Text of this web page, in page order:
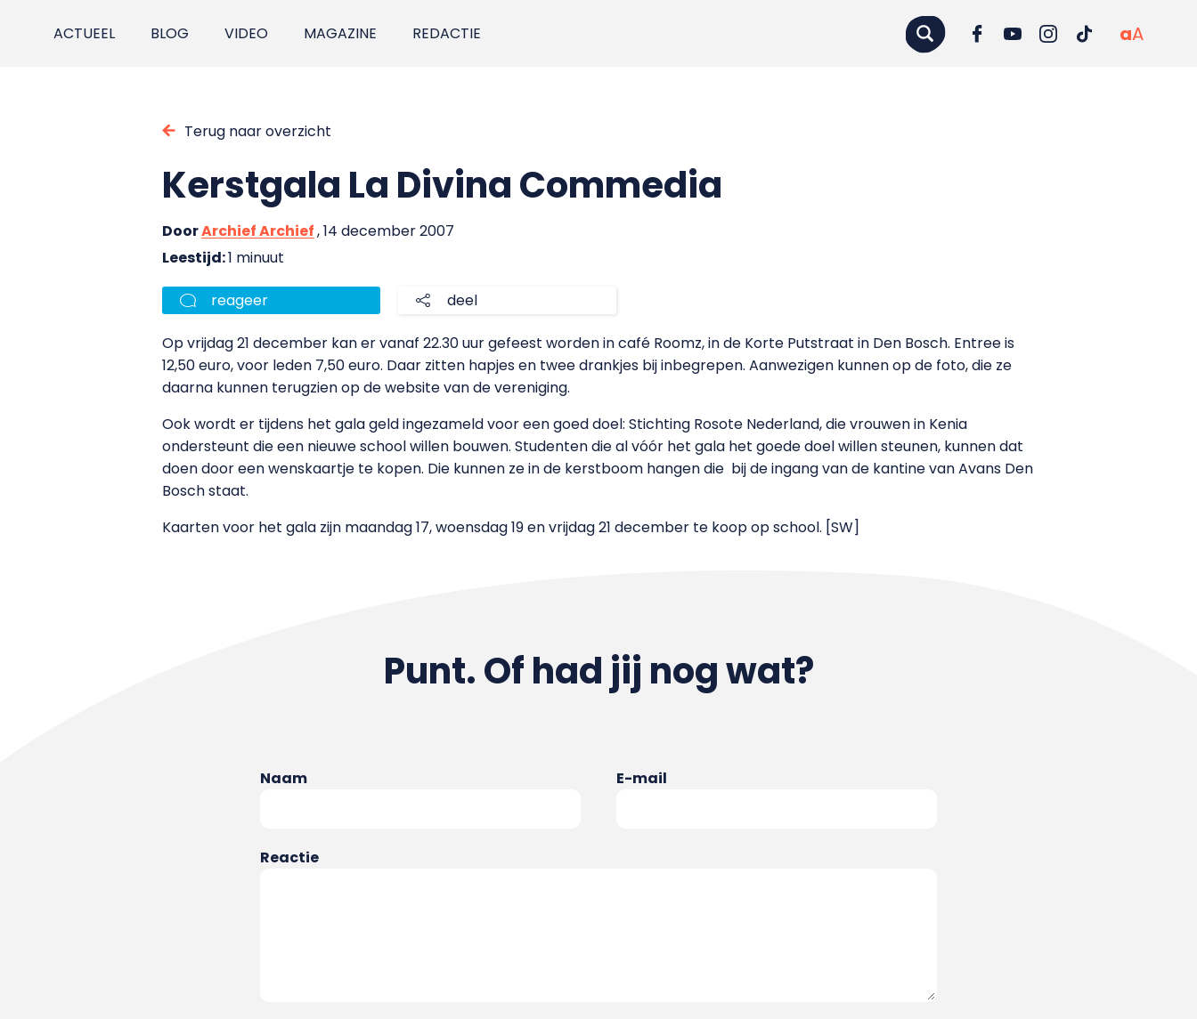
ACTUEEL BLOG VIDEO MAGAZINE REDACTIE aA
Terug naar overzicht
Kerstgala La Divina Commedia
DoorArchief Archief, 14 december 2007
Leestijd:1 minuut
reageer deel
Op vrijdag 21 december kan er vanaf 22.30 uur gefeest worden in café Roomz, in de Korte Putstraat in Den Bosch. Entree is
12,50 euro, voor leden 7,50 euro. Daar zitten hapjes en twee drankjes bij inbegrepen. Aanwezigen kunnen op de foto, die ze
daarna kunnen terugzien op de website van de vereniging.
Ook wordt er tijdens het gala geld ingezameld voor een goed doel: Stichting Rosote Nederland, die vrouwen in Kenia
ondersteunt die een nieuwe school willen bouwen. Studenten die al vóór het gala het goede doel willen steunen, kunnen dat
doen door een wenskaartje te kopen. Die kunnen ze in de kerstboom hangen die bij de ingang van de kantine van Avans Den
Bosch staat.
Kaarten voor het gala zijn maandag 17, woensdag 19 en vrijdag 21 december te koop op school. [SW]
Punt. Of had jij nog wat?
Naam E-mail
Reactie